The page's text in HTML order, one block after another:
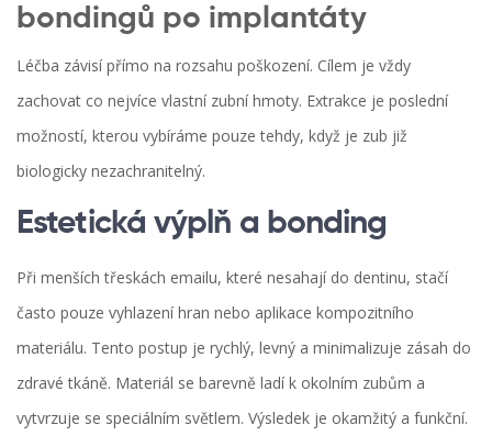
bondingů po implantáty
Léčba závisí přímo na rozsahu poškození. Cílem je vždy
zachovat co nejvíce vlastní zubní hmoty. Extrakce je poslední
možností, kterou vybíráme pouze tehdy, když je zub již
biologicky nezachranitelný.
Estetická výplň a bonding
Při menších třeskách emailu, které nesahají do dentinu, stačí
často pouze vyhlazení hran nebo aplikace kompozitního
materiálu. Tento postup je rychlý, levný a minimalizuje zásah do
zdravé tkáně. Materiál se barevně ladí k okolním zubům a
vytvrzuje se speciálním světlem. Výsledek je okamžitý a funkční.